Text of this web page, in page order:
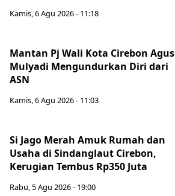
Kamis, 6 Agu 2026 - 11:18
Mantan Pj Wali Kota Cirebon Agus
Mulyadi Mengundurkan Diri dari
ASN
Kamis, 6 Agu 2026 - 11:03
Si Jago Merah Amuk Rumah dan
Usaha di Sindanglaut Cirebon,
Kerugian Tembus Rp350 Juta
Rabu, 5 Agu 2026 - 19:00